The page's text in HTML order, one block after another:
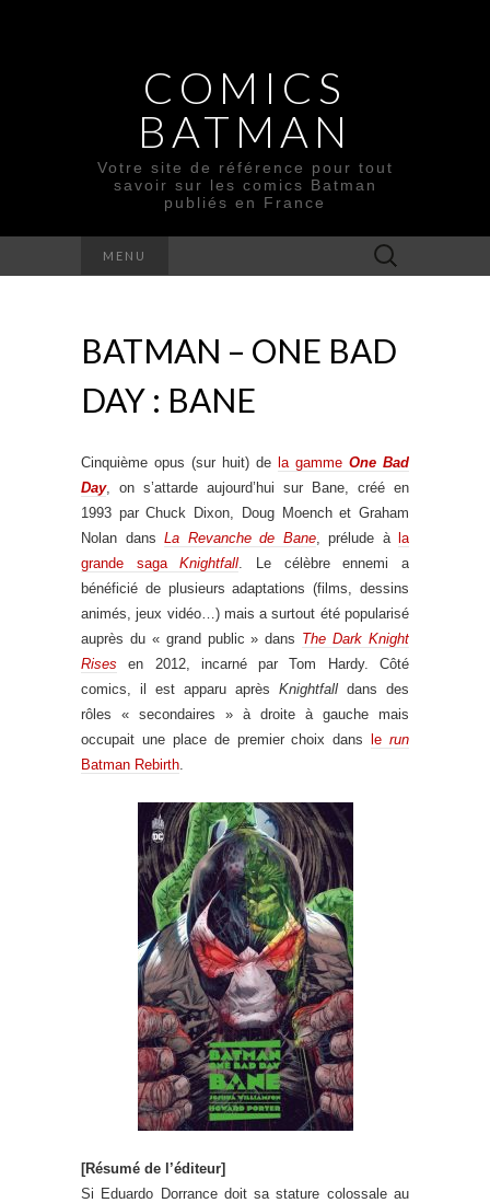
COMICS
BATMAN
Votre site de référence pour tout
savoir sur les comics Batman
publiés en France
MENU Rechercher :
BATMAN – ONE BAD
DAY : BANE
Cinquième opus (sur huit) de la gamme One Bad
Day, on s’attarde aujourd’hui sur Bane, créé en
1993 par Chuck Dixon, Doug Moench et Graham
Nolan dans La Revanche de Bane, prélude à la
grande sagaKnightfall. Le célèbre ennemi a
bénéficié de plusieurs adaptations (films, dessins
animés, jeux vidéo…) mais a surtout été popularisé
auprès du « grand public » dans The Dark Knight
Rises en 2012, incarné par Tom Hardy. Côté
comics, il est apparu après Knightfall dans des
rôles « secondaires » à droite à gauche mais
occupait une place de premier choix dans
le run
Batman Rebirth.
[Résumé de l’éditeur]
Si Eduardo Dorrance doit sa stature colossale au